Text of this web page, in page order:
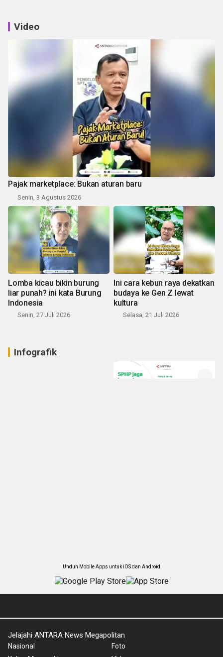
Video
Pajak marketplace: Bukan aturan baru
Senin, 3 Agustus 2026
Lomba kicau bikin burung
liar punah? ini kata Burung
Indonesia
Senin, 27 Juli 2026
Ini cara kebun raya dekatkan
budaya ke Gen Z lewat
kultura
Selasa, 21 Juli 2026
Infografik
Unduh Mobile Apps untuk iOS dan Android
Jelajahi ANTARA News Megapolitan
Nasional
Foto